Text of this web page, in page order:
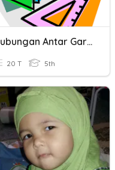
Hubungan Antar Garis
20 T 5th